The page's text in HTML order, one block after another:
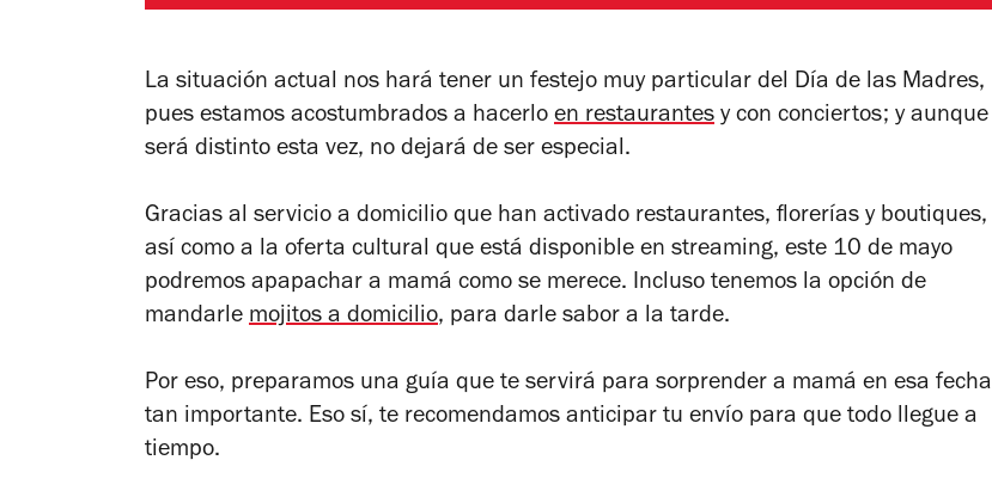
La situación actual nos hará tener un festejo muy particular del Día de las Madres,
pues estamos acostumbrados a hacerlo en restaurantes y con conciertos; y aunque
será distinto esta vez, no dejará de ser especial.
Gracias al servicio a domicilio que han activado restaurantes, florerías y boutiques,
así como a la oferta cultural que está disponible en streaming, este 10 de mayo
podremos apapachar a mamá como se merece. Incluso tenemos la opción de
mandarle mojitos a domicilio, para darle sabor a la tarde.
Por eso, preparamos una guía que te servirá para sorprender a mamá en esa fecha
tan importante. Eso sí, te recomendamos anticipar tu envío para que todo llegue a
tiempo.